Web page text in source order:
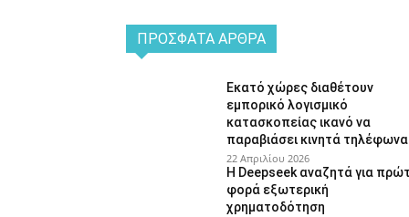
ΠΡΌΣΦΑΤΑ ΆΡΘΡΑ
Εκατό χώρες διαθέτουν
εμπορικό λογισμικό
κατασκοπείας ικανό να
παραβιάσει κινητά τηλέφωνα
22 Απριλίου 2026
Η Deepseek αναζητά για
φορά εξωτερική
χρηματοδότηση